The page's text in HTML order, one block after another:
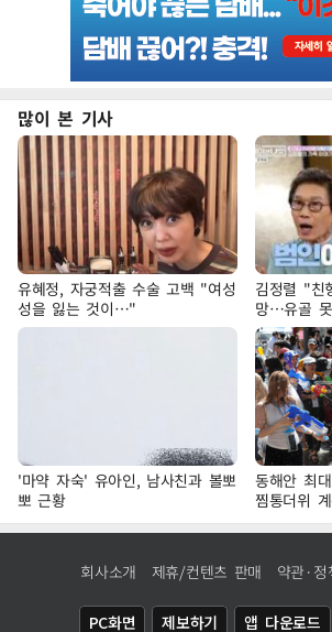
많이 본 기사
유혜정, 자궁적출 수술 고백 "여성
성을 잃는 것이…"
김정렬 "친
망…유골
'마약 자숙' 유아인, 남사친과 볼뽀
뽀 근황
동해안 최
찜통더위
회사소개 제휴/컨텐츠 판매 약관·정
PC화면 제보하기 앱 다운로드